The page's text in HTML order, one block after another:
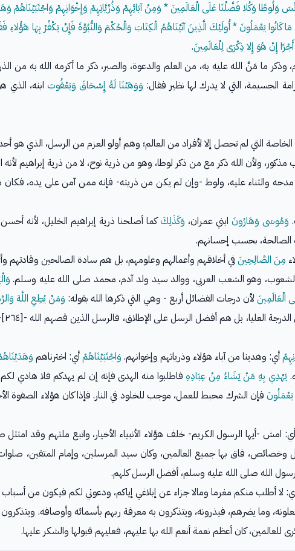
وَكُلا فَضَّلْنَا عَلَى الْعَالَمِينَ * وَمِنْ آبَائِهِمْ وَذُرِّيَّاتِهِمْ وَإِخْوَانِهِمْ
يَعْمَلُونَ * أُولَئِكَ الَّذِينَ آتَيْنَاهُمُ الْكِتَابَ وَالْحُكْمَ وَالنُّبُوَّةَ فَإِنْ يَكْفُرْ بِهَا هَؤُلاءِ
إِنْ هُوَ إِلا ذِكْرَى لِلْعَالَمِينَ.
وذكر ما مَنَّ الله عليه به، من العلم والدعوة، والصبر، ذكر ما أكرمه الله به من
الجسيمة، التي لا يدرك لها نظير فقال: وَوَهَبْنَا لَهُ إِسْحَاقَ وَيَعْقُوبَ ابنه، الذي
مذكور، ولأن الله ذكر مع من ذكر لوطا، وهو من ذرية نوح، لا من ذرية إبراهيم لأنه
مدحه والثناء عليه، ولوط -وإن لم يكن من ذريته- فإنه ممن آمن على يده، فكان
وَمُوسَى وَهَارُونَ ابني عمران، وَكَذَلِكَكما أصلحنا ذرية إبراهيم الخليل، لأنه
الصالحة، بحسب إحسانهم.
مِنَ الصَّالِحِينَفي أخلاقهم وأعمالهم وعلومهم، بل هم سادة الصالحين وقادتهم
وهو الشعب العربي، ووالد سيد ولد آدم، محمد صلى الله عليه وسلم.
الْعَالَمِينَلأن درجات الفضائل أربع - وهي التي ذكرها الله بقوله: وَمَنْ يُطِعِ اللَّهَ
أي: وهدينا من آباء هؤلاء وذرياتهم وإخوانهم. وَاجْتَبَيْنَاهُمْأي: اخترناهم
يَهْدِي بِهِ مَنْ يَشَاءُ مِنْ عِبَادِهِفاطلبوا منه الهدى فإنه إن لم يهدكم فلا هادي
يَعْمَلُونَ فإن الشرك محبط للعمل، موجب للخلود في النار. فإذا كان هؤلاء الصفوة
امش -أيها الرسول الكريم- خلف هؤلاء الأنبياء الأخيار، واتبع ملتهم وقد
فاق بها جميع العالمين، وكان سيد المرسلين، وإمام المتقين،
الله صلى الله عليه وسلم، أفضل الرسل كلهم.
لا أطلب منكم مغرما ومالا جزاء عن إبلاغي إياكم، ودعوتي لكم فيكون من أسباب
وما يضرهم، فيذرونه، ويتذكرون به معرفة ربهم بأسمائه وأوصافه. ويتذكرون
للعالمين، كان أعظم نعمة أنعم الله بها عليهم، فعليهم قبولها والشكر عليها.